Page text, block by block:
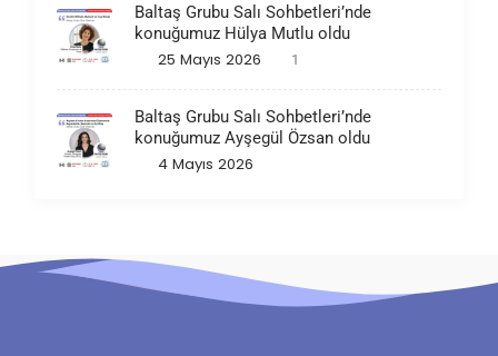
Baltaş Grubu Salı Sohbetleri’nde
konuğumuz Hülya Mutlu oldu
25 Mayıs 2026 1
Baltaş Grubu Salı Sohbetleri’nde
konuğumuz Ayşegül Özsan oldu
4 Mayıs 2026